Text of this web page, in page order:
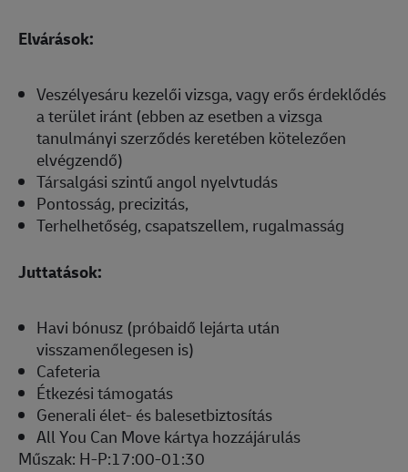
Elvárások:
Veszélyesáru kezelői vizsga, vagy erős érdeklődés
a terület iránt (ebben az esetben a vizsga
tanulmányi szerződés keretében kötelezően
elvégzendő)
Társalgási szintű angol nyelvtudás
Pontosság, precizitás,
Terhelhetőség, csapatszellem, rugalmasság
Juttatások:
Havi bónusz (próbaidő lejárta után
visszamenőlegesen is)
Cafeteria
Étkezési támogatás
Generali élet- és balesetbiztosítás
All You Can Move kártya hozzájárulás
Műszak: H-P:17:00-01:30